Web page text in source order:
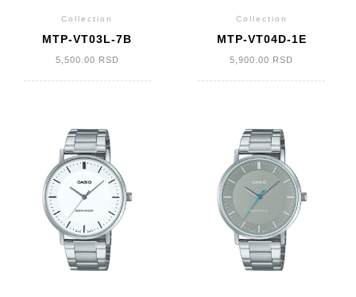
Collection
MTP-VT03L-7B
5,500.00 RSD
Collection
MTP-VT04D-1E
5,900.00 RSD